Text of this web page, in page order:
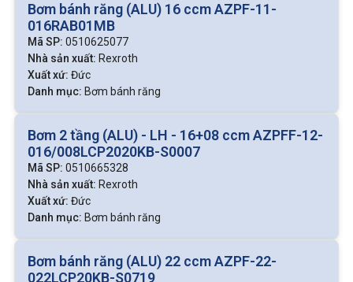
- Cấu tạo:Gồm hai bánh răng có răng ăn khớp ngoài, một
bánh răng chủ động gắn với trục bơm và một bánh răng bị
động quay theo nhờ lực truyền từ bánh răng chủ động. Hai
bánh răng được đặt trong vỏ bơm kín, chia thành vùng hút
và vùng xả dầu.
250 bar, hiệu suất thể tích đạt khoảng 85–90%. Lưu lượng
bơm đa dạng, từ vài đến hàng trăm lít/phút, đáp ứng tốt
nhiều quy mô hệ thống.
- Độ ồn: Ồn hơn bơm ăn khớp trong
- Ưu điểm:
Cấu tạo đơn giản, dễ chế tạo và bảo trì.
Bơm bánh răng (ALU) 16 ccm AZPF-11-
016RAB01MB
Mã SP: 0510625077
Nhà sản xuất: Rexroth
Xuất xứ: Đức
Danh mục: Bơm bánh răng
Bơm 2 tầng (ALU) - LH - 16+08 ccm AZPFF-12-
016/008LCP2020KB-S0007
Mã SP: 0510665328
Nhà sản xuất: Rexroth
Xuất xứ: Đức
Danh mục: Bơm bánh răng
Bơm bánh răng (ALU) 22 ccm AZPF-22-
022LCP20KB-S0719